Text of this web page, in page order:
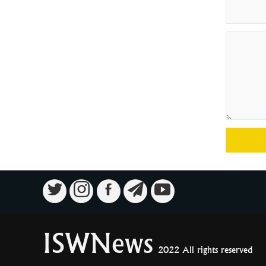
ISWNews 2022 All rights reserved